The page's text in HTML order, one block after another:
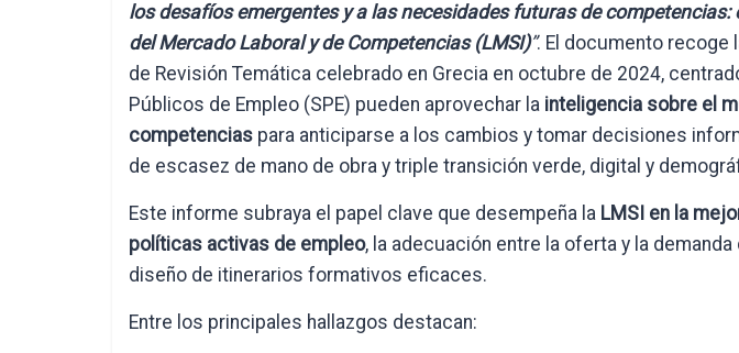
los desafíos emergentes y a las necesidades futuras de competencias:
del Mercado Laboral y de Competencias (LMSI)”. El documento recoge
de Revisión Temática celebrado en Grecia en octubre de 2024,
Públicos de Empleo (SPE) pueden aprovechar la inteligencia sobre el
competencias para anticiparse a los cambios y tomar decisiones
de escasez de mano de obra y triple transición verde, digital y
Este informe subraya el papel clave que desempeña la LMSI en la
políticas activas de empleo, la adecuación entre la oferta y la
diseño de itinerarios formativos eficaces.
Entre los principales hallazgos destacan: